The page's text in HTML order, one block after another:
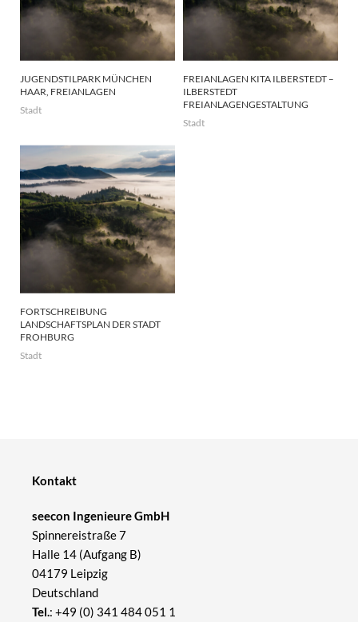
JUGENDSTILPARK MÜNCHEN
HAAR, FREIANLAGEN
Stadt
FREIANLAGEN KITA ILBERSTEDT –
ILBERSTEDT
FREIANLAGENGESTALTUNG
Stadt
FORTSCHREIBUNG
LANDSCHAFTSPLAN DER STADT
FROHBURG
Stadt
Kontakt
seecon Ingenieure GmbH
Spinnereistraße 7
Halle 14 (Aufgang B)
04179 Leipzig
Deutschland
Tel.: +49 (0) 341 484 051 1